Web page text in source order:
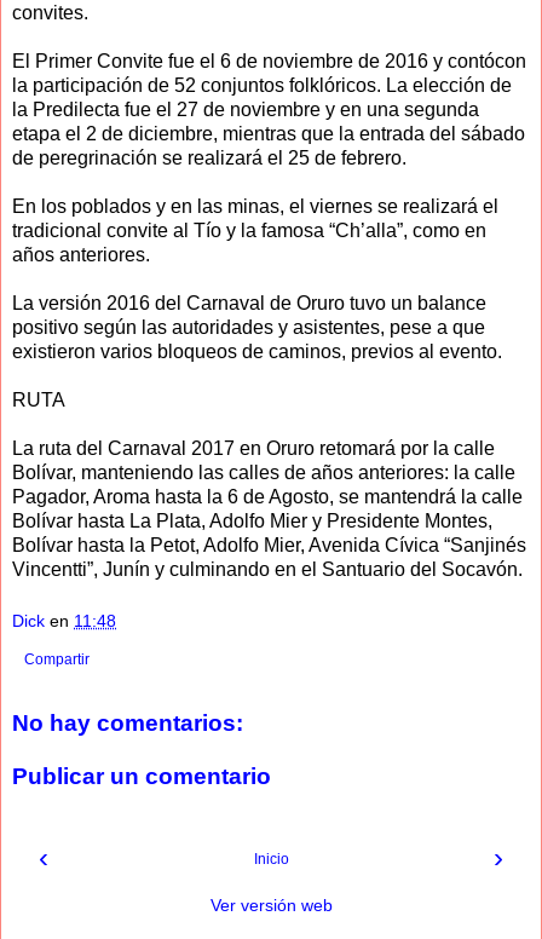
convites.
El Primer Convite fue el 6 de noviembre de 2016 y contócon
la participación de 52 conjuntos folklóricos. La elección de
la Predilecta fue el 27 de noviembre y en una segunda
etapa el 2 de diciembre, mientras que la entrada del sábado
de peregrinación se realizará el 25 de febrero.
En los poblados y en las minas, el viernes se realizará el
tradicional convite al Tío y la famosa “Ch’alla”, como en
años anteriores.
La versión 2016 del Carnaval de Oruro tuvo un balance
positivo según las autoridades y asistentes, pese a que
existieron varios bloqueos de caminos, previos al evento.
RUTA
La ruta del Carnaval 2017 en Oruro retomará por la calle
Bolívar, manteniendo las calles de años anteriores: la calle
Pagador, Aroma hasta la 6 de Agosto, se mantendrá la calle
Bolívar hasta La Plata, Adolfo Mier y Presidente Montes,
Bolívar hasta la Petot, Adolfo Mier, Avenida Cívica “Sanjinés
Vincentti”, Junín y culminando en el Santuario del Socavón.
Dick en 11:48
Compartir
No hay comentarios:
Publicar un comentario
‹ ›
Inicio
Ver versión web